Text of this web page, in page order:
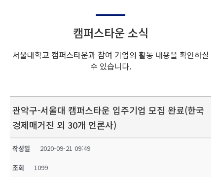
캠퍼스타운 소식
서울대학교 캠퍼스타운과 참여 기업의 활동 내용을 확인하실
수 있습니다.
관악구-서울대 캠퍼스타운 입주기업 모집 완료(한국
경제매거진 외 30개 언론사)
작성일 2020-09-21 09:49
조회 1099